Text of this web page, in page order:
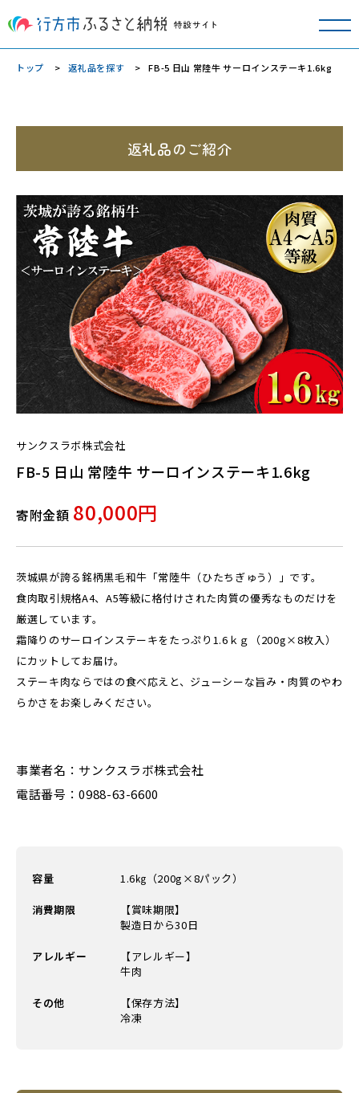
トップ 返礼品を探す FB-5 日山 常陸牛 サーロインステーキ1.6kg
返礼品のご紹介
サンクスラボ株式会社
FB-5 日山 常陸牛 サーロインステーキ1.6kg
寄附金額 80,000円
茨城県が誇る銘柄黒毛和牛「常陸牛（ひたちぎゅう）」です。
食肉取引規格A4、A5等級に格付けされた肉質の優秀なものだけを
厳選しています。
霜降りのサーロインステーキをたっぷり1.6ｋｇ（200g×8枚入）
にカットしてお届け。
ステーキ肉ならではの食べ応えと、ジューシーな旨み・肉質のやわ
らかさをお楽しみください。
事業者名：サンクスラボ株式会社
電話番号：0988-63-6600
容量 1.6㎏（200g×8パック）
消費期限
【賞味期限】
製造日から30日
アレルギー
【アレルギー】
牛肉
その他
【保存方法】
冷凍